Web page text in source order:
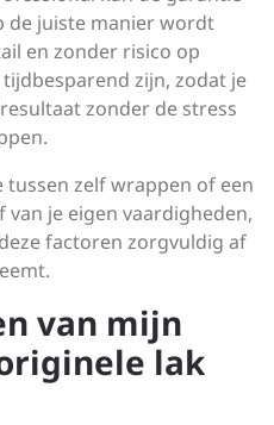
de juiste manier wordt
en zonder risico op
zijn, zodat je
zonder de stress
zelf wrappen of een
je eigen vaardigheden,
factoren zorgvuldig af
van mijn
lak